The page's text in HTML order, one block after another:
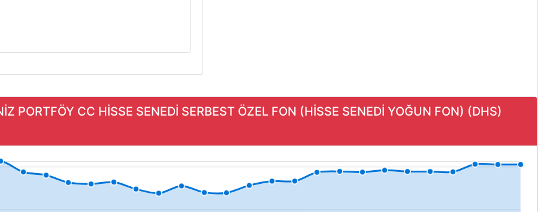
PORTFÖY CC HİSSE SENEDİ SERBEST ÖZEL FON (HİSSE SENEDİ YOĞUN FON) (DHS)